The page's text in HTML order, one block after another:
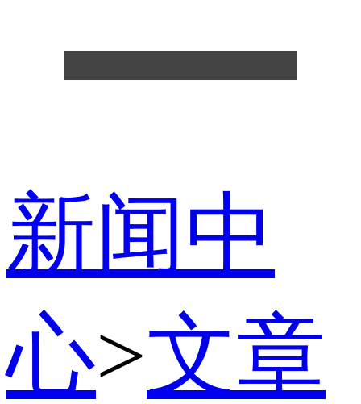
新闻中
心>文章